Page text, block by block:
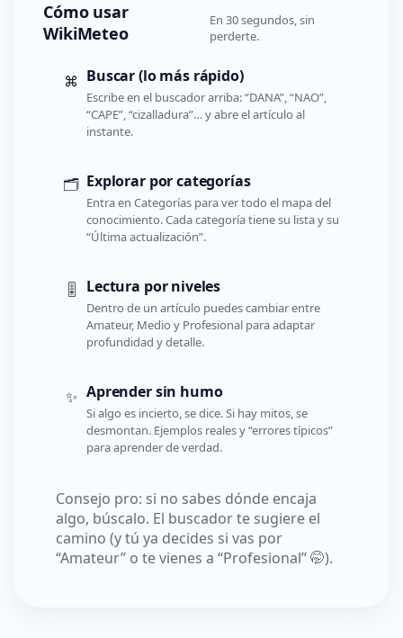
Cómo usar
WikiMeteo
En 30 segundos, sin
perderte.
⌘ Buscar (lo más rápido)
Escribe en el buscador arriba: “DANA”, “NAO”,
“CAPE”, “cizalladura”… y abre el artículo al
instante.
🗂️ Explorar por categorías
Entra en Categorías para ver todo el mapa del
conocimiento. Cada categoría tiene su lista y su
“Última actualización”.
🎚️ Lectura por niveles
Dentro de un artículo puedes cambiar entre
Amateur, Medio y Profesional para adaptar
profundidad y detalle.
✨ Aprender sin humo
Si algo es incierto, se dice. Si hay mitos, se
desmontan. Ejemplos reales y “errores típicos”
para aprender de verdad.
Consejo pro: si no sabes dónde encaja
algo, búscalo. El buscador te sugiere el
camino (y tú ya decides si vas por
“Amateur” o te vienes a “Profesional” 🤭).